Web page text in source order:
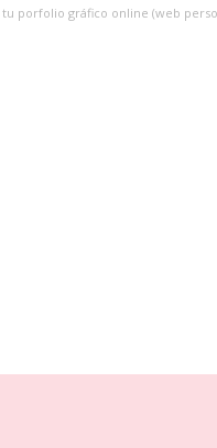
tu porfolio gráfico online (web